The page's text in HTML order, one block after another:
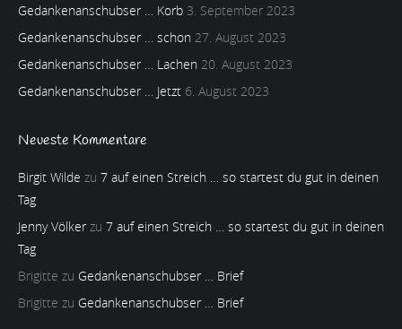
Gedankenanschubser … Korb 3. September 2023
Gedankenanschubser … schon 27. August 2023
Gedankenanschubser … Lachen 20. August 2023
Gedankenanschubser … Jetzt 6. August 2023
Neueste Kommentare
Birgit Wilde zu 7 auf einen Streich … so startest du gut in deinen
Tag
Jenny Völkerzu 7 auf einen Streich … so startest du gut in deinen
Tag
Brigitte zu Gedankenanschubser … Brief
Brigitte zu Gedankenanschubser … Brief